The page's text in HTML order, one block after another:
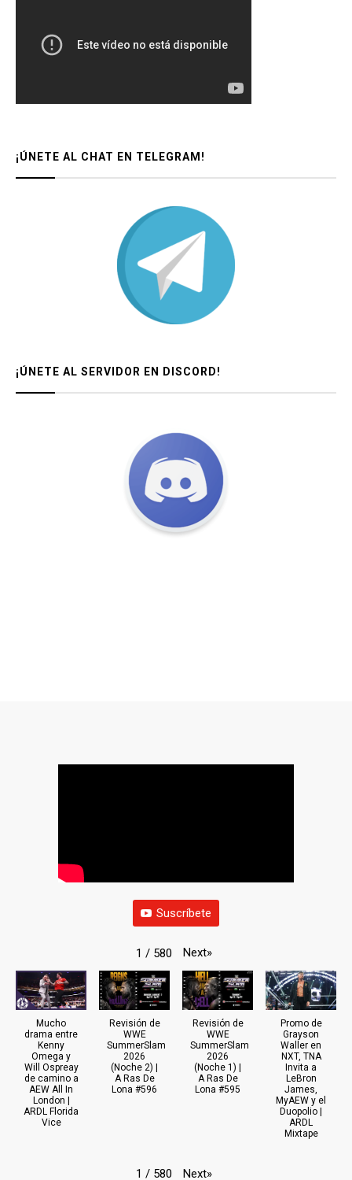
¡ÚNETE AL CHAT EN TELEGRAM!
¡ÚNETE AL SERVIDOR EN DISCORD!
Suscríbete
1 / 580 Next»
Mucho
drama entre
Kenny
Omega y
Will Ospreay
de camino a
AEW All In
London |
ARDL Florida
Vice
Revisión de
WWE
SummerSlam
2026
(Noche 2) |
A Ras De
Lona #596
Revisión de
WWE
SummerSlam
2026
(Noche 1) |
A Ras De
Lona #595
Promo de
Grayson
Waller en
NXT, TNA
Invita a
LeBron
James,
MyAEW y el
Duopolio |
ARDL
Mixtape
1 / 580 Next»